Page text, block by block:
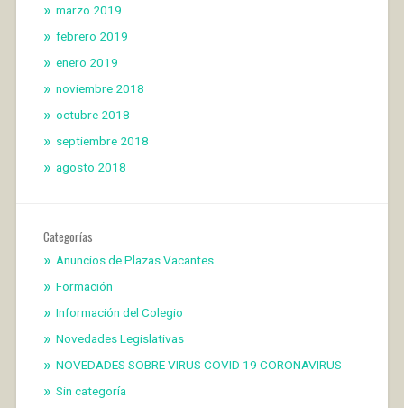
marzo 2019
febrero 2019
enero 2019
noviembre 2018
octubre 2018
septiembre 2018
agosto 2018
Categorías
Anuncios de Plazas Vacantes
Formación
Información del Colegio
Novedades Legislativas
NOVEDADES SOBRE VIRUS COVID 19 CORONAVIRUS
Sin categoría